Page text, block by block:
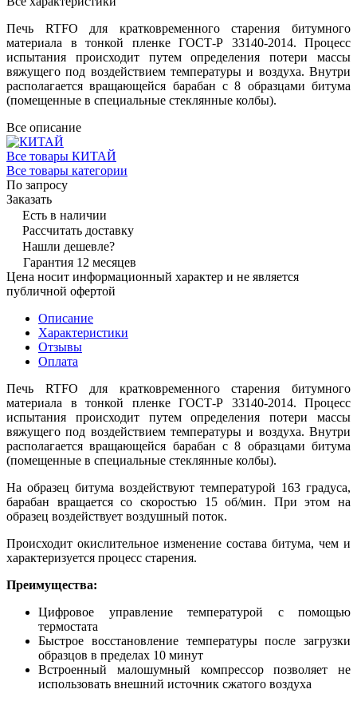
Печь RTFO для кратковременного старения битумного
материала в тонкой пленке ГОСТ-Р 33140-2014. Процесс
испытания происходит путем определения потери массы
вяжущего под воздействием температуры и воздуха. Внутри
располагается вращающейся барабан с 8 образцами битума
(помещенные в специальные стеклянные колбы).
Все описание
Все товары КИТАЙ
Все товары категории
По запросу
Заказать
Есть в наличии
Рассчитать доставку
Нашли дешевле?
Гарантия 12 месяцев
Цена носит информационный характер и не является
публичной офертой
Описание
Характеристики
Отзывы
Оплата
Печь RTFO для кратковременного старения битумного
материала в тонкой пленке ГОСТ-Р 33140-2014. Процесс
испытания происходит путем определения потери массы
вяжущего под воздействием температуры и воздуха. Внутри
располагается вращающейся барабан с 8 образцами битума
(помещенные в специальные стеклянные колбы).
На образец битума воздействуют температурой 163 градуса,
барабан вращается со скоростью 15 об/мин. При этом на
образец воздействует воздушный поток.
Происходит окислительное изменение состава битума, чем и
характеризуется процесс старения.
Преимущества:
Цифровое управление температурой с помощью
термостата
Быстрое восстановление температуры после загрузки
образцов в пределах 10 минут
Встроенный малошумный компрессор позволяет не
использовать внешний источник сжатого воздуха